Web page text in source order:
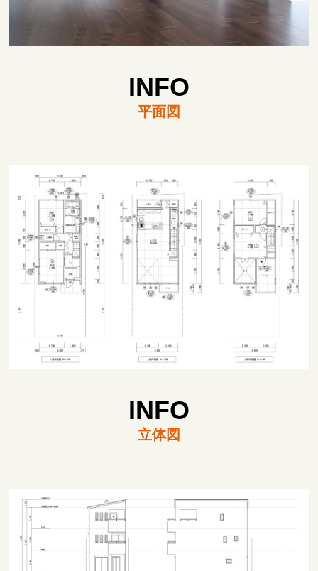
INFO
平面図
INFO
立体図